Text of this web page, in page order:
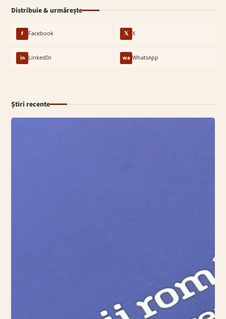
Distribuie & urmărește
f Facebook 𝕏 X
in LinkedIn wa WhatsApp
Știri recente